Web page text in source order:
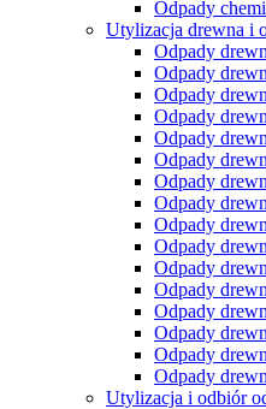
Odpady
Utylizacja drewna i
Odpady
Odpady
Odpady
Odpady
Odpady
Odpady
Odpady
Odpady
Odpady
Odpady
Odpady
Odpady
Odpady
Odpady
Odpady
Odpady
Utylizacja i odbiór